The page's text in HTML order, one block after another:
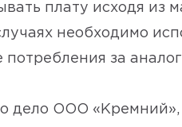
плату исходя из
необходимо
за
дело ООО «Кремний»,